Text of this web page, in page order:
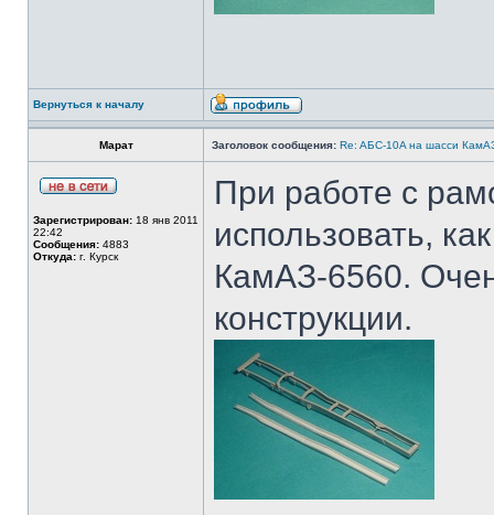
Вернуться к началу
Марат Заголовок сообщения: Re: AБС-10A на шасси
Зарегистрирован: 18 янв 2011
22:42
Сообщения: 4883
Откуда: г. Курск
При работе с
использовать,
КамАЗ-6560.
конструкции.